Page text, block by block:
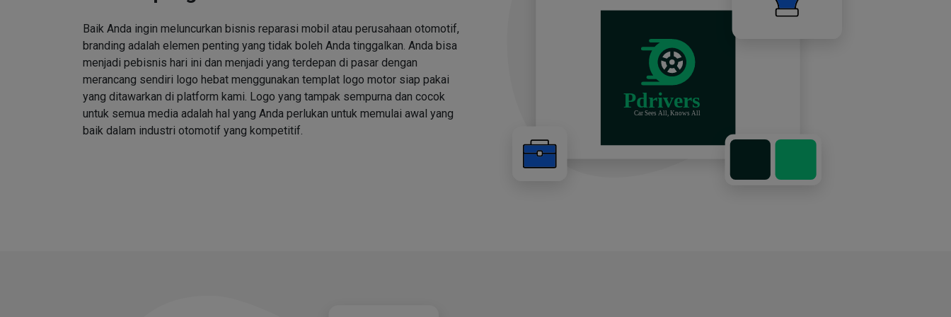
Baik Anda ingin meluncurkan bisnis reparasi mobil atau perusahaan otomotif,
branding adalah elemen penting yang tidak boleh Anda tinggalkan. Anda bisa
menjadi pebisnis hari ini dan menjadi yang terdepan di pasar dengan
merancang sendiri logo hebat menggunakan templat logo motor siap pakai
yang ditawarkan di platform kami. Logo yang tampak sempurna dan cocok
untuk semua media adalah hal yang Anda perlukan untuk memulai awal yang
baik dalam industri otomotif yang kompetitif.